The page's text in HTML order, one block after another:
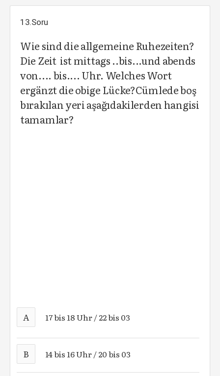
13.Soru
Wie sind die allgemeine Ruhezeiten?
Die Zeit ist mittags ..bis...und abends
von.... bis.... Uhr. Welches Wort
ergänzt die obige Lücke?Cümlede boş
bırakılan yeri aşağıdakilerden hangisi
tamamlar?
A 17 bis 18 Uhr / 22 bis 03
B 14 bis 16 Uhr / 20 bis 03